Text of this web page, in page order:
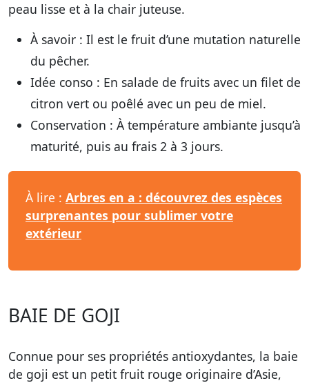
peau lisse et à la chair juteuse.
À savoir : Il est le fruit d’une mutation naturelle
du pêcher.
Idée conso : En salade de fruits avec un filet de
citron vert ou poêlé avec un peu de miel.
Conservation : À température ambiante jusqu’à
maturité, puis au frais 2 à 3 jours.
À lire : Arbres en a : découvrez des espèces
surprenantes pour sublimer votre
extérieur
BAIE DE GOJI
Connue pour ses propriétés antioxydantes, la baie
de goji est un petit fruit rouge originaire d’Asie,